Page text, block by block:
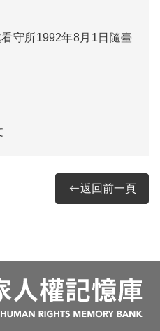
守所1992年8月1日隨臺
返回前一頁